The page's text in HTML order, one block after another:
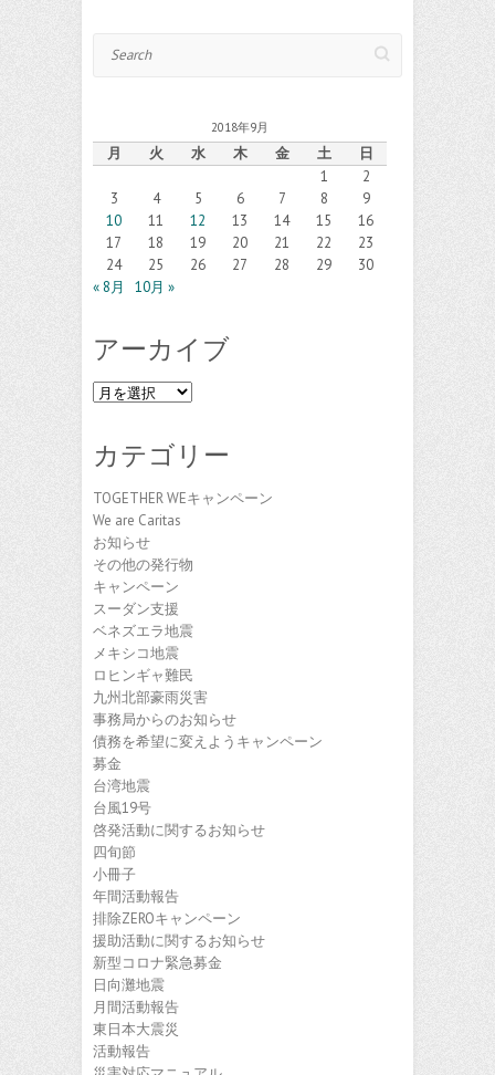
2018年9月
月 火 水 木 金 土
日
1
2
3
4 5 6 7 8
9
10
11 12 13 14 15
16
17
18 19 20 21 22
23
24
25 26 27 28 29
30
« 8月
10月 »
アーカイブ
ア
イ
カテゴリー
TOGETHER WEキャンペーン
We are Caritas
お知らせ
その他の発行物
キャンペーン
スーダン支援
ベネズエラ地震
メキシコ地震
ロヒンギャ難民
九州北部豪雨災害
事務局からのお知らせ
債務を希望に変えようキャンペーン
募金
台湾地震
台風19号
啓発活動に関するお知らせ
四旬節
小冊子
年間活動報告
排除ZEROキャンペーン
援助活動に関するお知らせ
新型コロナ緊急募金
日向灘地震
月間活動報告
東日本大震災
活動報告